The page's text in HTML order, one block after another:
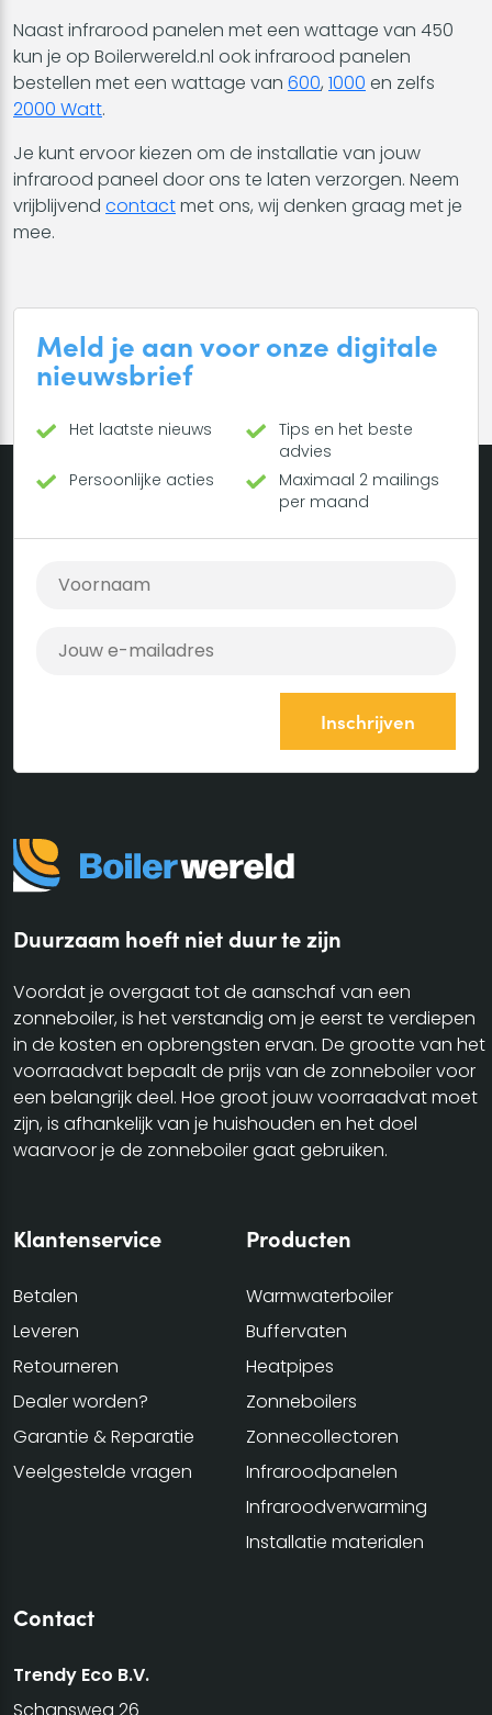
Naast infrarood panelen met een wattage van 450
kun je op Boilerwereld.nl ook infrarood panelen
bestellen met een wattage van 600, 1000 en zelfs
2000 Watt.
Je kunt ervoor kiezen om de installatie van jouw
infrarood paneel door ons te laten verzorgen. Neem
vrijblijvend contactmet ons, wij denken graag met je
mee.
Meld je aan voor onze digitale
nieuwsbrief
Het laatste nieuws
Tips en het beste
advies
Persoonlijke acties
Maximaal 2 mailings
per maand
Duurzaam hoeft niet duur te zijn
Voordat je overgaat tot de aanschaf van een
zonneboiler, is het verstandig om je eerst te verdiepen
in de kosten en opbrengsten ervan. De grootte van het
voorraadvat bepaalt de prijs van de zonneboiler voor
een belangrijk deel. Hoe groot jouw voorraadvat moet
zijn, is afhankelijk van je huishouden en het doel
waarvoor je de zonneboiler gaat gebruiken.
Klantenservice
Betalen
Leveren
Retourneren
Dealer worden?
Garantie & Reparatie
Veelgestelde vragen
Producten
Warmwaterboiler
Buffervaten
Heatpipes
Zonneboilers
Zonnecollectoren
Infraroodpanelen
Infraroodverwarming
Installatie materialen
Contact
Trendy Eco B.V.